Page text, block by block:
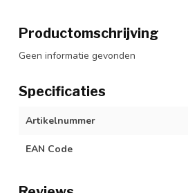
Productomschrijving
Geen informatie gevonden
Specificaties
Artikelnummer
EAN Code